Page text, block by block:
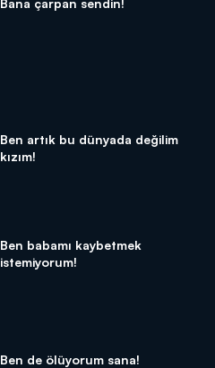
Ben artık bu dünyada değilim
kızım!
Ben babamı kaybetmek
istemiyorum!
Ben de ölüyorum sana!